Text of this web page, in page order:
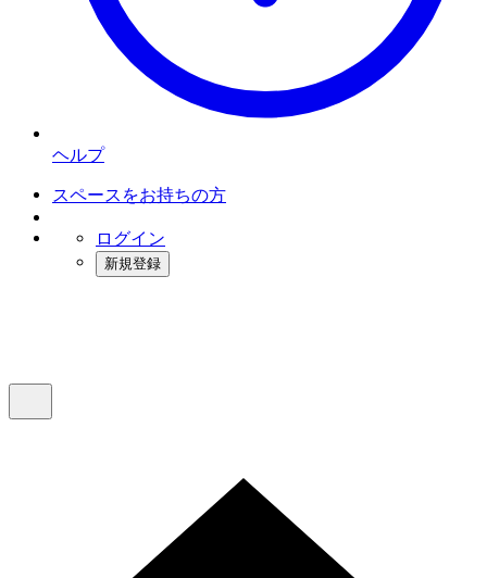
ヘルプ
スペースをお持ちの方
ログイン
新規登録